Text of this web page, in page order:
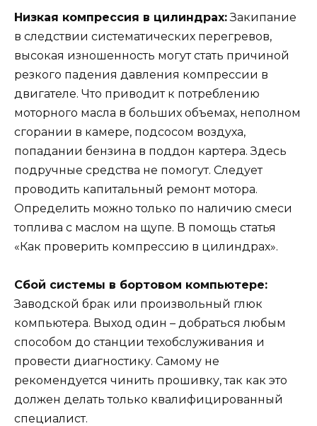
Низкая компрессия в цилиндрах:Закипание
в следствии систематических перегревов,
высокая изношенность могут стать причиной
резкого падения давления компрессии в
двигателе. Что приводит к потреблению
моторного масла в больших объемах, неполном
сгорании в камере, подсосом воздуха,
попадании бензина в поддон картера. Здесь
подручные средства не помогут. Следует
проводить капитальный ремонт мотора.
Определить можно только по наличию смеси
топлива с маслом на щупе. В помощь статья
«Как проверить компрессию в цилиндрах».
Сбой системы в бортовом компьютере:
Заводской брак или произвольный глюк
компьютера. Выход один – добраться любым
способом до станции техобслуживания и
провести диагностику. Самому не
рекомендуется чинить прошивку, так как это
должен делать только квалифицированный
специалист.